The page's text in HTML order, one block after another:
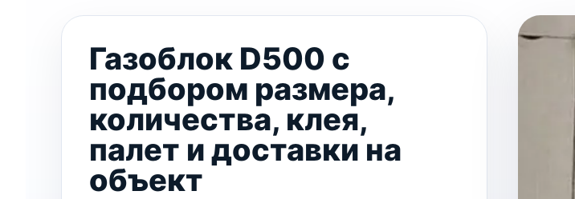
Газоблок D500 с
подбором размера,
количества, клея,
палет и доставки на
объект